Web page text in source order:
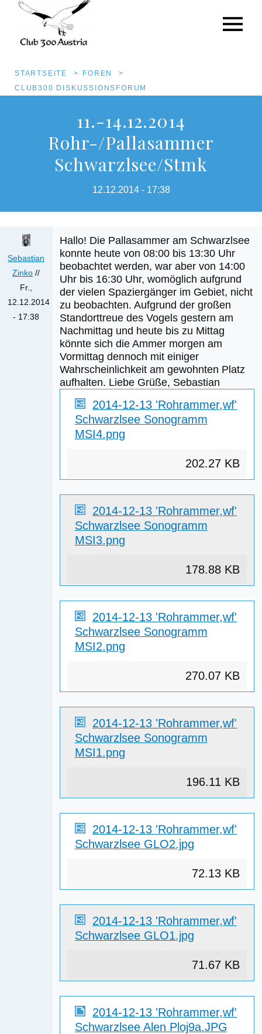
Direkt
Pfadnavigation
STARTSEITE
FOREN
CLUB300 DISKUSSIONSFORUM
11.-14.12.2014
Rohr-/Pallasammer
Schwarzlsee/Stmk
12.12.2014 - 17:38
Sebastian
Zinko //
Fr.,
12.12.2014
- 17:38
Hallo! Die Pallasammer am Schwarzlsee
konnte heute von 08:00 bis 13:30 Uhr
beobachtet werden, war aber von 14:00
Uhr bis 16:30 Uhr, womöglich aufgrund
der vielen Spaziergänger im Gebiet, nicht
zu beobachten. Aufgrund der großen
Standorttreue des Vogels gestern am
Nachmittag und heute bis zu Mittag
könnte sich die Ammer morgen am
Vormittag dennoch mit einiger
Wahrscheinlichkeit am gewohnten Platz
aufhalten. Liebe Grüße, Sebastian
Anhang
Größe
2014-12-13 'Rohrammer,wf'
Schwarzlsee Sonogramm
MSI4.png
202.27 KB
2014-12-13 'Rohrammer,wf'
Schwarzlsee Sonogramm
MSI3.png
178.88 KB
2014-12-13 'Rohrammer,wf'
Schwarzlsee Sonogramm
MSI2.png
270.07 KB
2014-12-13 'Rohrammer,wf'
Schwarzlsee Sonogramm
MSI1.png
196.11 KB
2014-12-13 'Rohrammer,wf'
Schwarzlsee GLO2.jpg
72.13 KB
2014-12-13 'Rohrammer,wf'
Schwarzlsee GLO1.jpg
71.67 KB
2014-12-13 'Rohrammer,wf'
Schwarzlsee Alen Ploj9a.JPG